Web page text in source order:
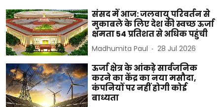
संसद में आज: जलवायु परिवर्तन से
मुकाबले के लिए देश की स्वच्छ ऊर्जा
क्षमता 54 प्रतिशत से अधिक पहुंची
Madhumita Paul 28 Jul 2026
ऊर्जा क्षेत्र के आंकड़े सार्वजनिक
करने का केंद्र का नया मसौदा,
कंपनियों पर नहीं होगी कोई
बाध्यता